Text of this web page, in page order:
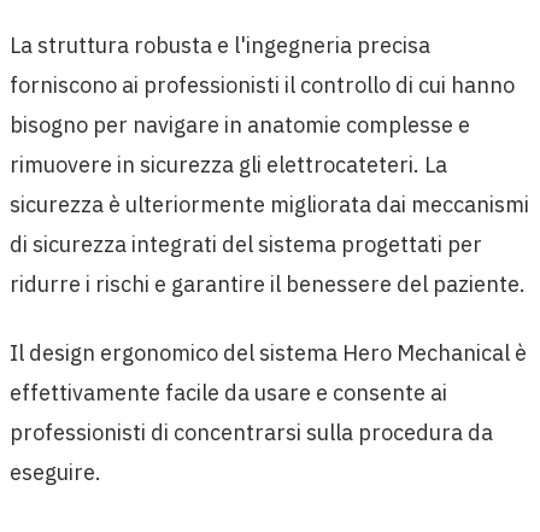
La struttura robusta e l'ingegneria precisa
forniscono ai professionisti il controllo di cui hanno
bisogno per navigare in anatomie complesse e
rimuovere in sicurezza gli elettrocateteri. La
sicurezza è ulteriormente migliorata dai meccanismi
di sicurezza integrati del sistema progettati per
ridurre i rischi e garantire il benessere del paziente.
Il design ergonomico del sistema Hero Mechanical è
effettivamente facile da usare e consente ai
professionisti di concentrarsi sulla procedura da
eseguire.